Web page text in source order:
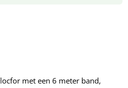
met een 6 meter band,